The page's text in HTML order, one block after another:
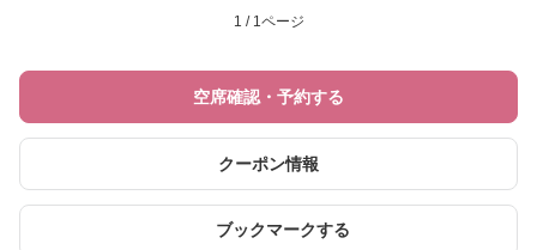
1 / 1ページ
空席確認・予約する
クーポン情報
ブックマークする